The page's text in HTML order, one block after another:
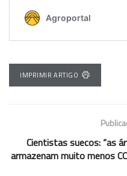
IMPRIMIR ARTIGO
Cientistas suecos: “as
armazenam muito menos